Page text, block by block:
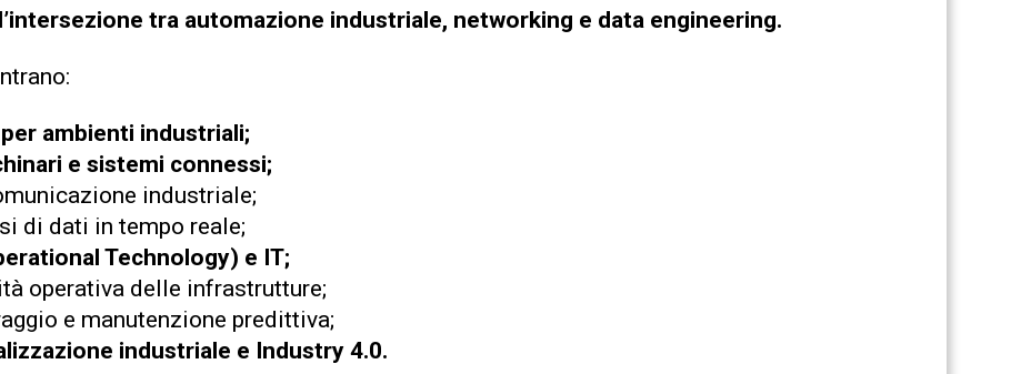
tra automazione industriale, networking e data engineering.
ambienti industriali;
e sistemi connessi;
industriale;
di dati in tempo reale;
Technology) e IT;
operativa delle infrastrutture;
e manutenzione predittiva;
industriale e Industry 4.0.